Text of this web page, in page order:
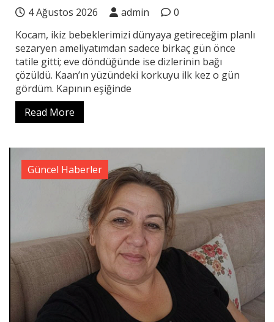
4 Ağustos 2026 admin
0
Kocam, ikiz bebeklerimizi dünyaya getireceğim planlı
sezaryen ameliyatımdan sadece birkaç gün önce
tatile gitti; eve döndüğünde ise dizlerinin bağı
çözüldü. Kaan’ın yüzündeki korkuyu ilk kez o gün
gördüm. Kapının eşiğinde
Read More
Güncel Haberler